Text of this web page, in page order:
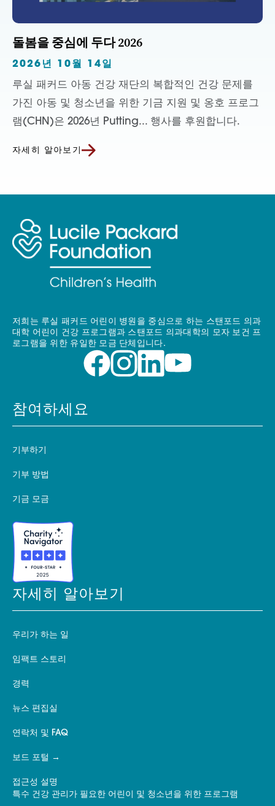
돌봄을 중심에 두다 2026
2026년 10월 14일
루실 패커드 아동 건강 재단의 복합적인 건강 문제를
가진 아동 및 청소년을 위한 기금 지원 및 옹호 프로그
램(CHN)은 2026년 Putting... 행사를 후원합니다.
자세히 알아보기
저희는 루실 패커드 어린이 병원을 중심으로 하는 스탠포드 의과
대학 어린이 건강 프로그램과 스탠포드 의과대학의 모자 보건 프
로그램을 위한 유일한 모금 단체입니다.
참여하세요
기부하기
기부 방법
기금 모금
자세히 알아보기
우리가 하는 일
임팩트 스토리
경력
뉴스 편집실
연락처 및 FAQ
보드 포털
접근성 설명
특수 건강 관리가 필요한 어린이 및 청소년을 위한 프로그램